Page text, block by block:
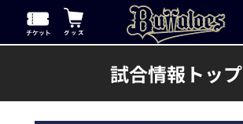
試合情報トップ